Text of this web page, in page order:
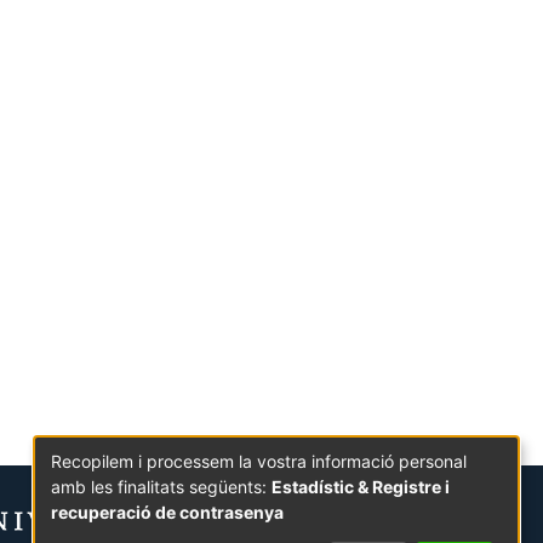
Recopilem i processem la vostra informació personal
amb les finalitats següents: Estadístic & Registre i
recuperació de contrasenya